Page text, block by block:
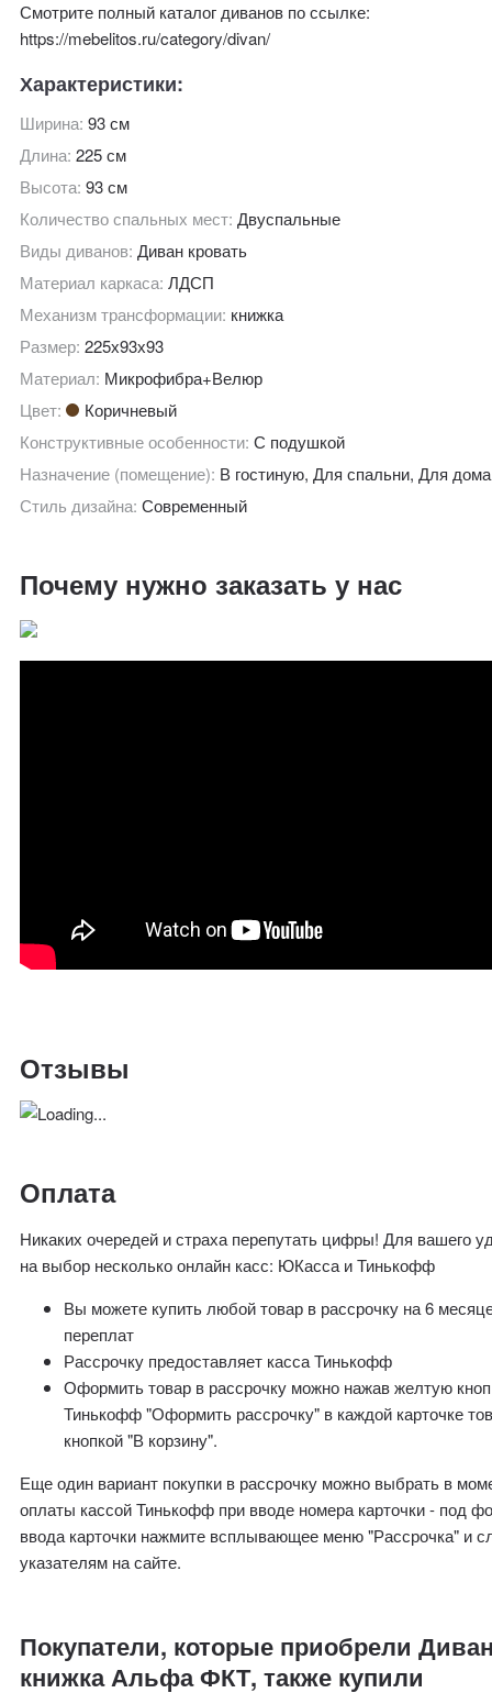
Смотрите полный каталог диванов по ссылке:
https://mebelitos.ru/category/divan/
Характеристики:
Ширина:93 см
Длина:225 см
Высота:93 см
Количество спальных мест:Двуспальные
Виды диванов:Диван кровать
Материал каркаса:ЛДСП
Механизм трансформации: книжка
Размер:225х93х93
Материал: Микрофибра+Велюр
Цвет:
Коричневый
Конструктивные особенности:С подушкой
Назначение (помещение): В гостиную, Для спальни, Для дома
Стиль дизайна:Современный
Почему нужно заказать у нас
Отзывы
Оплата
Никаких очередей и страха перепутать цифры! Для вашего
на выбор несколько онлайн касс: ЮКасса и Тинькофф
Вы можете купить любой товар в рассрочку на 6
переплат
Рассрочку предоставляет касса Тинькофф
Оформить товар в рассрочку можно нажав желтую
Тинькофф "Оформить рассрочку" в каждой карточке
кнопкой "В корзину".
Еще один вариант покупки в рассрочку можно выбрать в
оплаты кассой Тинькофф при вводе номера карточки - под
ввода карточки нажмите всплывающее меню "Рассрочка" и
указателям на сайте.
Покупатели, которые приобрели
книжка Альфа ФКТ, также купили